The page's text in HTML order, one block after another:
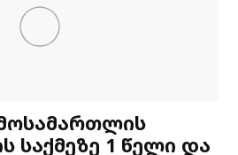
საქმეზე 1 წელი და